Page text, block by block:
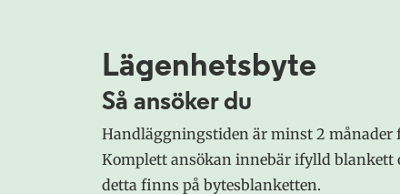
Lägenhetsbyte
Så ansöker du
Handläggningstiden är minst 2
Komplett ansökan innebär ifylld
detta finns på bytesblanketten.